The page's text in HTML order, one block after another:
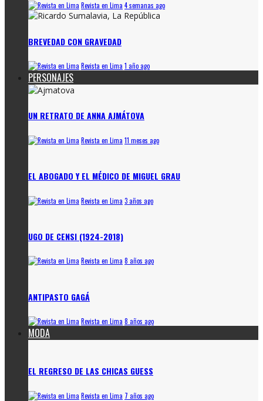
Revista en Lima 4 semanas ago
BREVEDAD CON GRAVEDAD
Revista en Lima 1 año ago
PERSONAJES
UN RETRATO DE ANNA AJMÁTOVA
Revista en Lima 11 meses ago
EL ABOGADO Y EL MÉDICO DE MIGUEL GRAU
Revista en Lima 3 años ago
UGO DE CENSI (1924-2018)
Revista en Lima 8 años ago
ANTIPASTO GAGÁ
Revista en Lima 8 años ago
MODA
EL REGRESO DE LAS CHICAS GUESS
Revista en Lima 7 años ago